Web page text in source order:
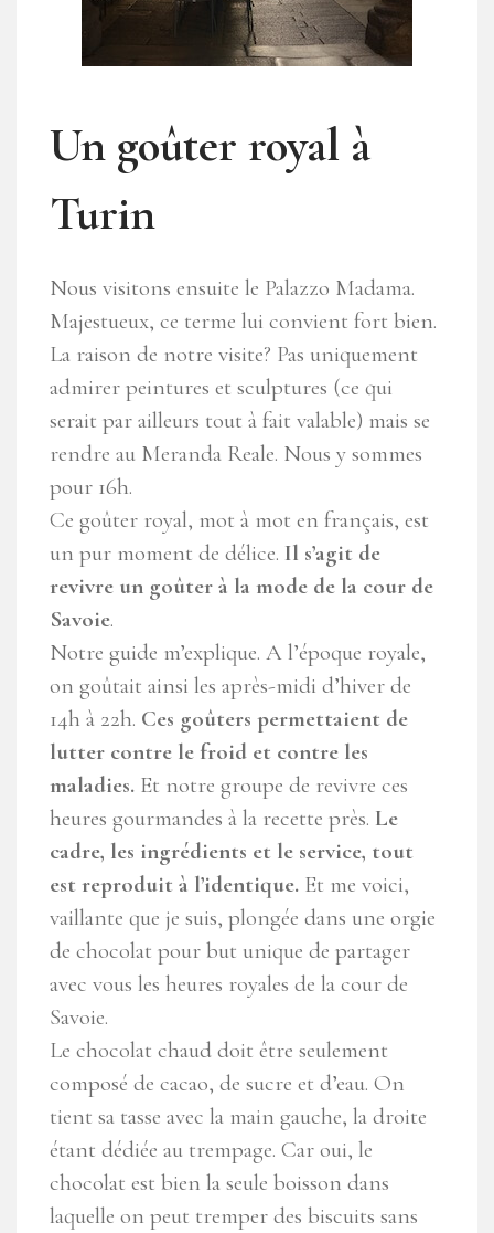
Un goûter royal à
Turin
Nous visitons ensuite le Palazzo Madama.
Majestueux, ce terme lui convient fort bien.
La raison de notre visite? Pas uniquement
admirer peintures et sculptures (ce qui
serait par ailleurs tout à fait valable) mais se
rendre au Meranda Reale. Nous y sommes
pour 16h.
Ce goûter royal, mot à mot en français, est
un pur moment de délice. Il s’agit de
revivre un goûter à la mode de la cour de
Savoie.
Notre guide m’explique. A l’époque royale,
on goûtait ainsi les après-midi d’hiver de
14h à 22h. Ces goûters permettaient de
lutter contre le froid et contre les
maladies. Et notre groupe de revivre ces
heures gourmandes à la recette près. Le
cadre, les ingrédients et le service, tout
est reproduit à l’identique. Et me voici,
vaillante que je suis, plongée dans une orgie
de chocolat pour but unique de partager
avec vous les heures royales de la cour de
Savoie.
Le chocolat chaud doit être seulement
composé de cacao, de sucre et d’eau. On
tient sa tasse avec la main gauche, la droite
étant dédiée au trempage. Car oui, le
chocolat est bien la seule boisson dans
laquelle on peut tremper des biscuits sans